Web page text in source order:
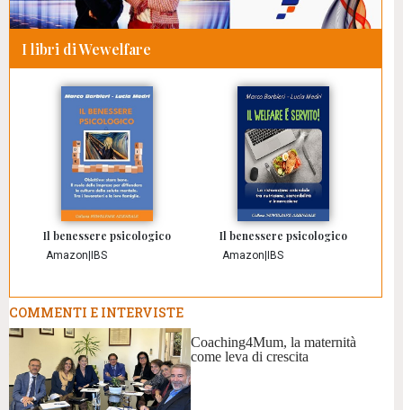
I libri di Wewelfare
Il benessere psicologico
Amazon|IBS
Il benessere psicologico
Amazon|IBS
COMMENTI E INTERVISTE
Coaching4Mum, la maternità
come leva di crescita